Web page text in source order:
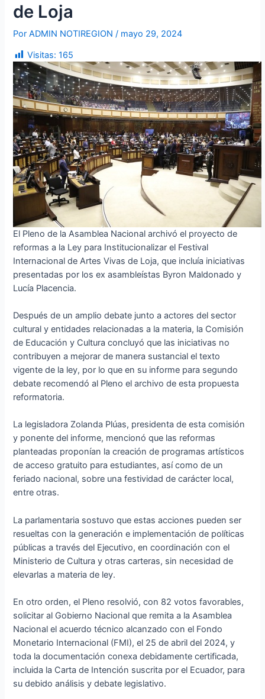
de Loja
PorADMIN NOTIREGION/ mayo 29, 2024
Visitas: 165
El Pleno de la Asamblea Nacional archivó el proyecto de
reformas a la Ley para Institucionalizar el Festival
Internacional de Artes Vivas de Loja, que incluía iniciativas
presentadas por los ex asambleístas Byron Maldonado y
Lucía Placencia.
Después de un amplio debate junto a actores del sector
cultural y entidades relacionadas a la materia, la Comisión
de Educación y Cultura concluyó que las iniciativas no
contribuyen a mejorar de manera sustancial el texto
vigente de la ley, por lo que en su informe para segundo
debate recomendó al Pleno el archivo de esta propuesta
reformatoria.
La legisladora Zolanda Plúas, presidenta de esta comisión
y ponente del informe, mencionó que las reformas
planteadas proponían la creación de programas artísticos
de acceso gratuito para estudiantes, así como de un
feriado nacional, sobre una festividad de carácter local,
entre otras.
La parlamentaria sostuvo que estas acciones pueden ser
resueltas con la generación e implementación de políticas
públicas a través del Ejecutivo, en coordinación con el
Ministerio de Cultura y otras carteras, sin necesidad de
elevarlas a materia de ley.
En otro orden, el Pleno resolvió, con 82 votos favorables,
solicitar al Gobierno Nacional que remita a la Asamblea
Nacional el acuerdo técnico alcanzado con el Fondo
Monetario Internacional (FMI), el 25 de abril del 2024, y
toda la documentación conexa debidamente certificada,
incluida la Carta de Intención suscrita por el Ecuador, para
su debido análisis y debate legislativo.